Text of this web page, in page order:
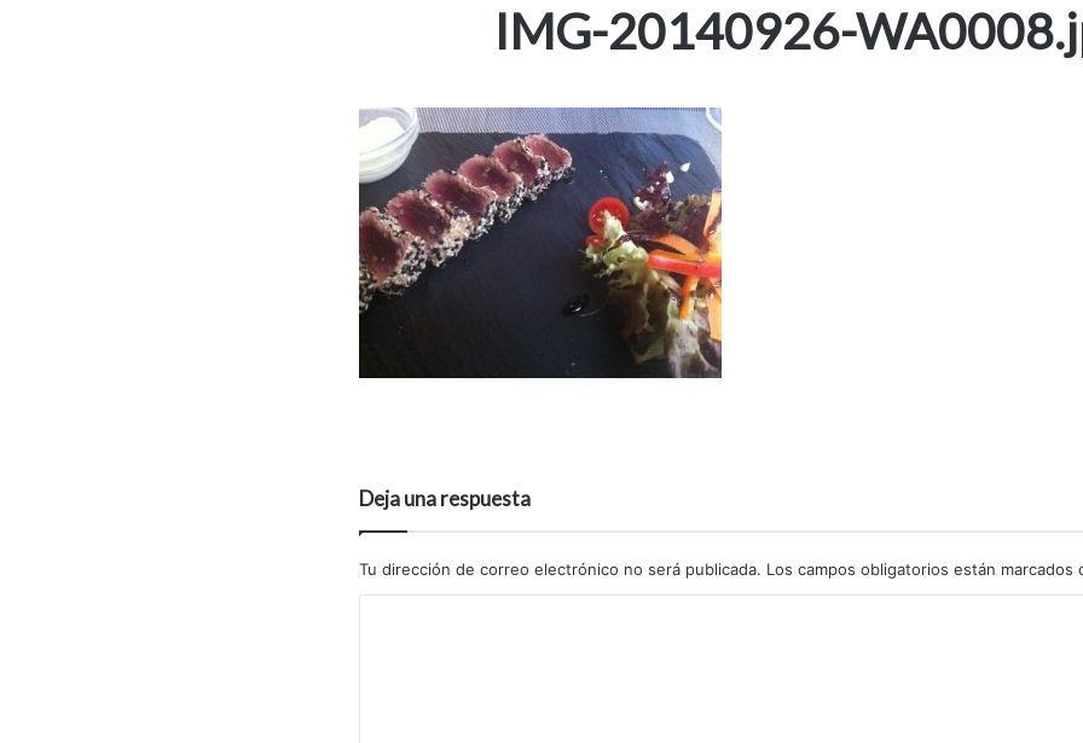
IMG-20140926-
Deja una respuesta
Tu dirección de correo electrónico no será publicada. Los campos obligatorios están marcados